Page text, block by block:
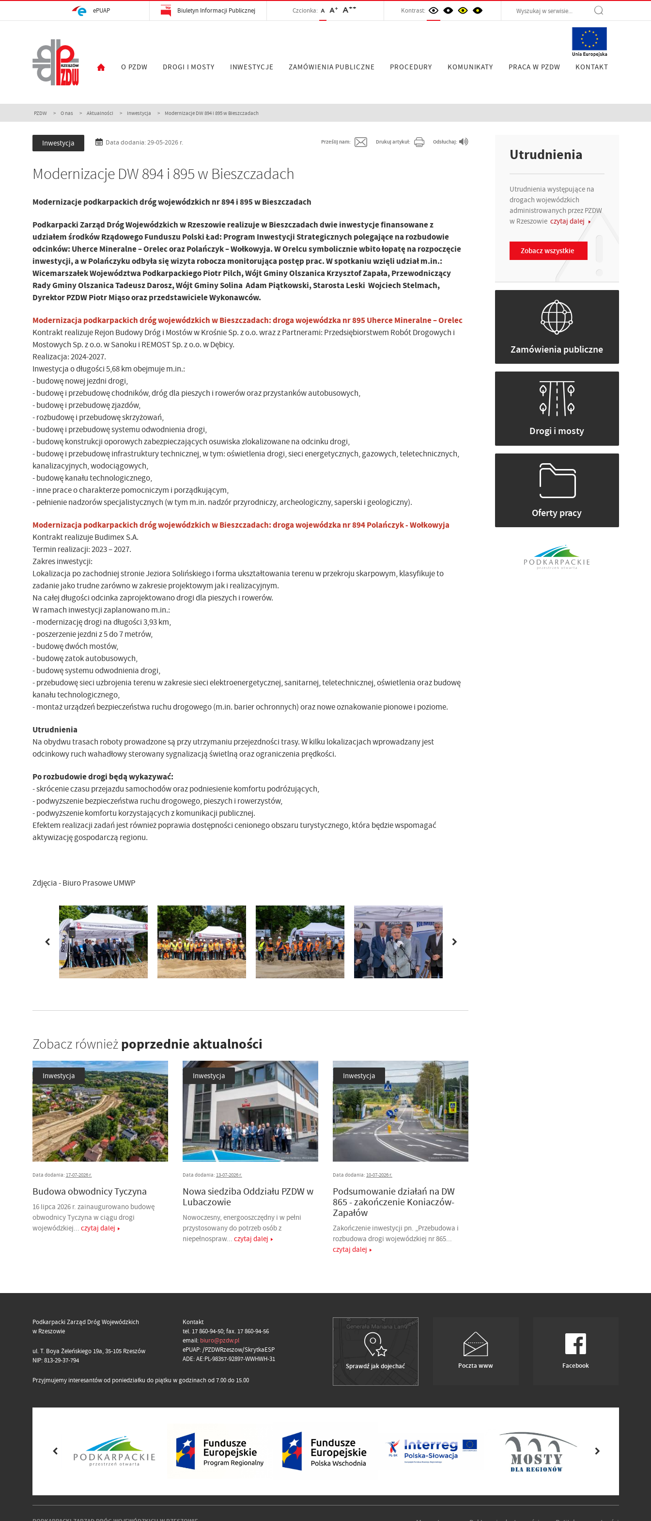
ePUAP Biuletyn Informacji Publicznej Czcionka: A A+ A++ Kontrast:
O PZDW DROGI I MOSTY INWESTYCJE ZAMÓWIENIA PUBLICZNE PROCEDURY KOMUNIKATY PRACA W PZDW KONTAKT
PZDW O nas Aktualności Inwestycja Modernizacje DW 894 i 895 w Bieszczadach
Inwestycja Data dodania: 29-05-2026 r. Prześlij nam: Drukuj artykuł: Odsłuchaj:
Modernizacje DW 894 i 895 w Bieszczadach
Modernizacje podkarpackich dróg wojewódzkich nr 894 i 895 w Bieszczadach
Podkarpacki Zarząd Dróg Wojewódzkich w Rzeszowie realizuje w Bieszczadach dwie inwestycje finansowane z
udziałem środków Rządowego Funduszu Polski Ład: Program Inwestycji Strategicznych polegające na rozbudowie
odcinków: Uherce Mineralne – Orelec oraz Polańczyk – Wołkowyja. W Orelcu symbolicznie wbito łopatę na rozpoczęcie
inwestycji, a w Polańczyku odbyła się wizyta robocza monitorująca postęp prac. W spotkaniu wzięli udział m.in.:
Wicemarszałek Województwa Podkarpackiego Piotr Pilch, Wójt Gminy Olszanica Krzysztof Zapała, Przewodniczący
Rady Gminy Olszanica Tadeusz Darosz, Wójt Gminy Solina Adam Piątkowski, Starosta Leski Wojciech Stelmach,
Dyrektor PZDW Piotr Miąso oraz przedstawiciele Wykonawców.
Modernizacja podkarpackich dróg wojewódzkich w Bieszczadach: droga wojewódzka nr 895 Uherce Mineralne – Orelec
Kontrakt realizuje Rejon Budowy Dróg i Mostów w Krośnie Sp. z o.o. wraz z Partnerami: Przedsiębiorstwem Robót Drogowych i
Mostowych Sp. z o.o. w Sanoku i REMOST Sp. z o.o. w Dębicy.
Realizacja: 2024-2027.
Inwestycja o długości 5,68 km obejmuje m.in.:
- budowę nowej jezdni drogi,
- budowę i przebudowę chodników, dróg dla pieszych i rowerów oraz przystanków autobusowych,
- budowę i przebudowę zjazdów,
- rozbudowę i przebudowę skrzyżowań,
- budowę i przebudowę systemu odwodnienia drogi,
- budowę konstrukcji oporowych zabezpieczających osuwiska zlokalizowane na odcinku drogi,
- budowę i przebudowę infrastruktury technicznej, w tym: oświetlenia drogi, sieci energetycznych, gazowych, teletechnicznych,
kanalizacyjnych, wodociągowych,
- budowę kanału technologicznego,
- inne prace o charakterze pomocniczym i porządkującym,
- pełnienie nadzorów specjalistycznych (w tym m.in. nadzór przyrodniczy, archeologiczny, saperski i geologiczny).
Modernizacja podkarpackich dróg wojewódzkich w Bieszczadach: droga wojewódzka nr 894 Polańczyk - Wołkowyja
Kontrakt realizuje Budimex S.A.
Termin realizacji: 2023 – 2027.
Zakres inwestycji:
Lokalizacja po zachodniej stronie Jeziora Solińskiego i forma ukształtowania terenu w przekroju skarpowym, klasyfikuje to
zadanie jako trudne zarówno w zakresie projektowym jak i realizacyjnym.
Na całej długości odcinka zaprojektowano drogi dla pieszych i rowerów.
W ramach inwestycji zaplanowano m.in.:
- modernizację drogi na długości 3,93 km,
- poszerzenie jezdni z 5 do 7 metrów,
- budowę dwóch mostów,
- budowę zatok autobusowych,
- budowę systemu odwodnienia drogi,
- przebudowę sieci uzbrojenia terenu w zakresie sieci elektroenergetycznej, sanitarnej, teletechnicznej, oświetlenia oraz budowę
kanału technologicznego,
- montaż urządzeń bezpieczeństwa ruchu drogowego (m.in. barier ochronnych) oraz nowe oznakowanie pionowe i poziome.
Utrudnienia
Na obydwu trasach roboty prowadzone są przy utrzymaniu przejezdności trasy. W kilku lokalizacjach wprowadzany jest
odcinkowy ruch wahadłowy sterowany sygnalizacją świetlną oraz ograniczenia prędkości.
Po rozbudowie drogi będą wykazywać:
- skrócenie czasu przejazdu samochodów oraz podniesienie komfortu podróżujących,
- podwyższenie bezpieczeństwa ruchu drogowego, pieszych i rowerzystów,
- podwyższenie komfortu korzystających z komunikacji publicznej.
Efektem realizacji zadań jest również poprawia dostępności cenionego obszaru turystycznego, która będzie wspomagać
aktywizację gospodarczą regionu.
Zdjęcia - Biuro Prasowe UMWP
Zobacz również poprzednie aktualności
Inwestycja
Data dodania: 17-07-2026 r.
Budowa obwodnicy Tyczyna
16 lipca 2026 r. zainaugurowano budowę
obwodnicy Tyczyna w ciągu drogi
wojewódzkiej... czytaj dalej
Inwestycja
Data dodania: 13-07-2026 r.
Nowa siedziba Oddziału PZDW w
Lubaczowie
Nowoczesny, energooszczędny i w pełni
przystosowany do potrzeb osób z
niepełnospraw... czytaj dalej
Inwestycja
Data dodania: 10-07-2026 r.
Podsumowanie działań na DW
865 - zakończenie Koniaczów-
Zapałów
Zakończenie inwestycji pn. „Przebudowa i
rozbudowa drogi wojewódzkiej nr 865...
czytaj dalej
Utrudnienia
Utrudnienia występujące na
drogach wojewódzkich
administrowanych przez PZDW
w Rzeszowie czytaj dalej
Zobacz wszystkie
Zamówienia publiczne
Drogi i mosty
Oferty pracy
Podkarpacki Zarząd Dróg Wojewódzkich
w Rzeszowie
ul. T. Boya Żeleńskiego 19a, 35-105 Rzeszów
NIP: 813-29-37-794
Kontakt
tel. 17 860-94-50; fax. 17 860-94-56
email: biuro@pzdw.pl
ePUAP: /PZDWRzeszow/SkrytkaESP
ADE: AE:PL-98357-92897-WWHWH-31
Przyjmujemy interesantów od poniedziałku do piątku w godzinach od 7.00 do 15.00
Sprawdź jak dojechać Poczta www Facebook